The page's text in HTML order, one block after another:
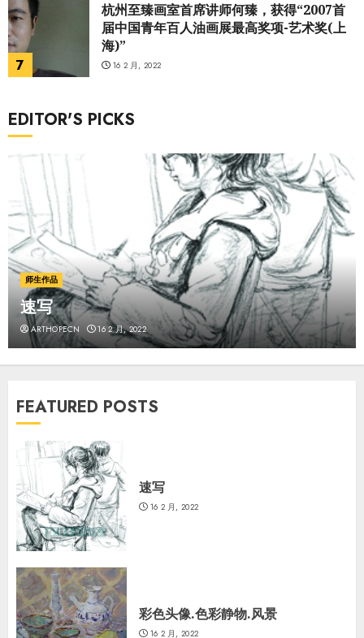
7
杭州至臻画室首席讲师何臻，获得“2007首
届中国青年百人油画展最高奖项-艺术奖(上
海)”
16 2 月, 2022
EDITOR'S PICKS
师生作品
速写
ARTHOPECN 16 2 月, 2022
FEATURED POSTS
速写
16 2 月, 2022
彩色头像.色彩静物.风景
16 2 月, 2022